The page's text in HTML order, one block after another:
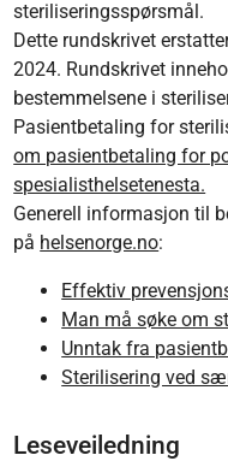
steriliseringsspørsmål.
Dette rundskrivet
2024. Rundskrivet
bestemmelsene i
Pasientbetaling for
om pasientbetaling for
spesialisthelsetenesta.
Generell informasjon til
på helsenorge.no:
Effektiv
Man må søke om
Unntak fra
Sterilisering ved
Leseveiledning